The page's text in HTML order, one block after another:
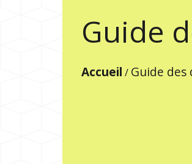
Guide
Accueil / Guide des